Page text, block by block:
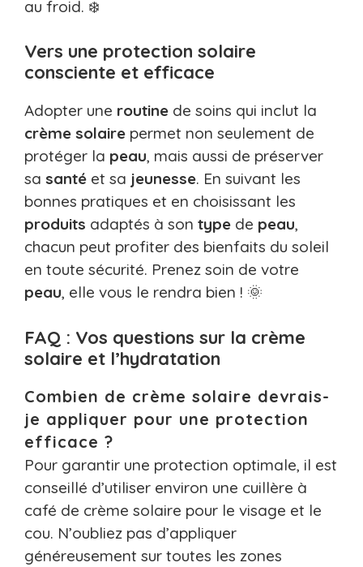
au froid. ❄️
Vers une protection solaire
consciente et efficace
Adopter une routine de soins qui inclut la
crème solaire permet non seulement de
protéger la peau, mais aussi de préserver
sa santé et sa jeunesse. En suivant les
bonnes pratiques et en choisissant les
produits adaptés à son type de peau,
chacun peut profiter des bienfaits du soleil
en toute sécurité. Prenez soin de votre
peau, elle vous le rendra bien ! 🌞
FAQ : Vos questions sur la crème
solaire et l’hydratation
Combien de crème solaire devrais-
je appliquer pour une protection
efficace ?
Pour garantir une protection optimale, il est
conseillé d’utiliser environ une cuillère à
café de crème solaire pour le visage et le
cou. N’oubliez pas d’appliquer
généreusement sur toutes les zones